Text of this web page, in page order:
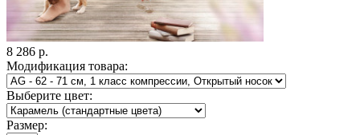
8 286 р.
Модификация товара:
Выберите цвет:
Размер: